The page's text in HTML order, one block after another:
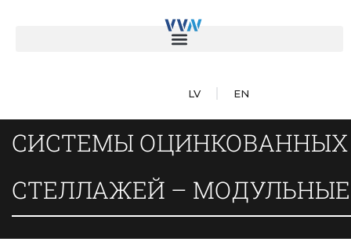
LV EN
СИСТЕМЫ ОЦИНКОВАННЫХ
СТЕЛЛАЖЕЙ – МОДУЛЬНЫЕ